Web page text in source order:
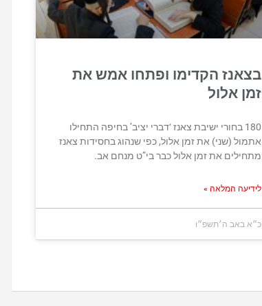
בצאנז הקדימו ופתחו אמש את
זמן אלול
180 בחורי ישיבת צאנז ‘דברי יציב’ בחיפה התחילו
אתמול (שני) את זמן אלול, כפי שנהוג בחסידות צאנז
מתחילים את זמן אלול כבר בי”ט מנחם אב.
לידיעה המלאה »
כ״א באב ה׳תשפ״ו